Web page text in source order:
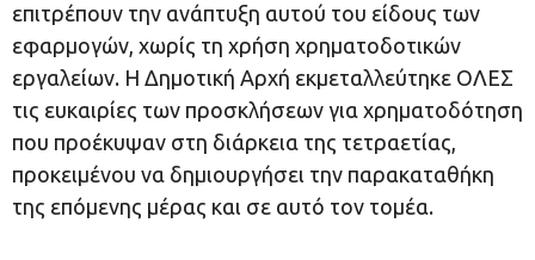
επιτρέπουν την ανάπτυξη αυτού του είδους των
εφαρμογών, χωρίς τη χρήση χρηματοδοτικών
εργαλείων. Η Δημοτική Αρχή εκμεταλλεύτηκε ΟΛΕΣ
τις ευκαιρίες των προσκλήσεων για χρηματοδότηση
που προέκυψαν στη διάρκεια της τετραετίας,
προκειμένου να δημιουργήσει την παρακαταθήκη
της επόμενης μέρας και σε αυτό τον τομέα.